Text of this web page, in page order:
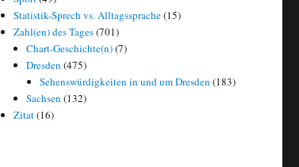
Statistik-Sprech vs. Alltagssprache(15)
Zahl(en) des Tages(701)
Chart-Geschichte(n)(7)
Dresden (475)
Sehenswürdigkeiten in und um Dresden (183)
Sachsen (132)
Zitat(16)